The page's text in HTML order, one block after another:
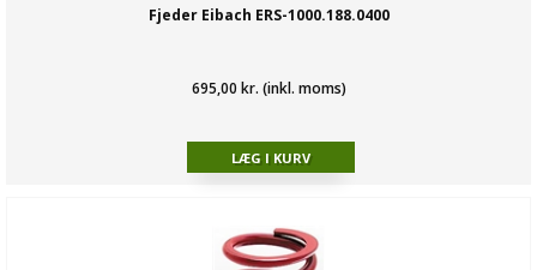
Fjeder Eibach ERS-1000.188.0400
695,00 kr. (inkl. moms)